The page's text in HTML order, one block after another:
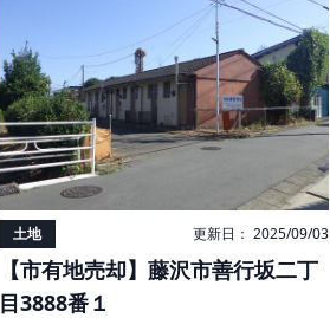
土地 更新日： 2025/09/03
【市有地売却】藤沢市善行坂二丁
目3888番１